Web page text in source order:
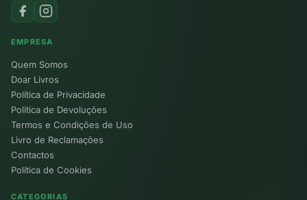
EMPRESA
Quem Somos
Doar Livros
Política de Privacidade
Política de Devoluções
Termos e Condições de Uso
Livro de Reclamações
Contactos
Política de Cookies
CATEGORIAS